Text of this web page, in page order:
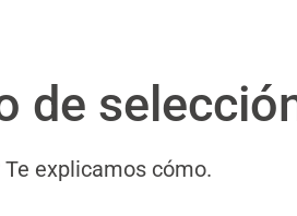
de
explicamos cómo.